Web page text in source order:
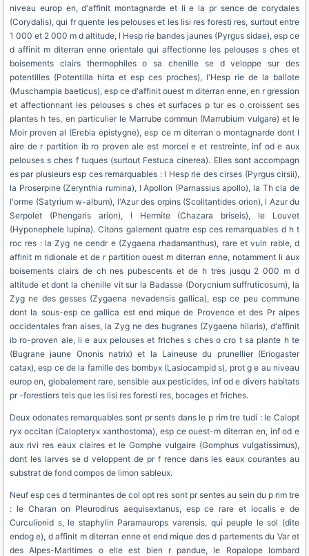
niveau europ en, d'affinit montagnarde et li e la pr sence de corydales
(Corydalis), qui fr quente les pelouses et les lisi res foresti res, surtout entre
1 000 et 2 000 m d altitude, l Hesp rie bandes jaunes (Pyrgus sidae), esp ce
d affinit m diterran enne orientale qui affectionne les pelouses s ches et
boisements clairs thermophiles o sa chenille se d veloppe sur des
potentilles (Potentilla hirta et esp ces proches), l'Hesp rie de la ballote
(Muschampia baeticus), esp ce d'affinit ouest m diterran enne, en r gression
et affectionnant les pelouses s ches et surfaces p tur es o croissent ses
plantes h tes, en particulier le Marrube commun (Marrubium vulgare) et le
Moir proven al (Erebia epistygne), esp ce m diterran o montagnarde dont l
aire de r partition ib ro proven ale est morcel e et restreinte, inf od e aux
pelouses s ches f tuques (surtout Festuca cinerea). Elles sont accompagn
es par plusieurs esp ces remarquables : l Hesp rie des cirses (Pyrgus cirsii),
la Proserpine (Zerynthia rumina), l Apollon (Parnassius apollo), la Th cla de
l'orme (Satyrium w-album), l'Azur des orpins (Scolitantides orion), l Azur du
Serpolet (Phengaris arion), l Hermite (Chazara briseis), le Louvet
(Hyponephele lupina). Citons galement quatre esp ces remarquables d h t
roc res : la Zyg ne cendr e (Zygaena rhadamanthus), rare et vuln rable, d
affinit m ridionale et de r partition ouest m diterran enne, notamment li aux
boisements clairs de ch nes pubescents et de h tres jusqu 2 000 m d
altitude et dont la chenille vit sur la Badasse (Dorycnium suffruticosum), la
Zyg ne des gesses (Zygaena nevadensis gallica), esp ce peu commune
dont la sous-esp ce gallica est end mique de Provence et des Pr alpes
occidentales fran aises, la Zyg ne des bugranes (Zygaena hilaris), d'affinit
ib ro-proven ale, li e aux pelouses et friches s ches o cro t sa plante h te
(Bugrane jaune Ononis natrix) et la Laineuse du prunellier (Eriogaster
catax), esp ce de la famille des bombyx (Lasiocampid s), prot g e au niveau
europ en, globalement rare, sensible aux pesticides, inf od e divers habitats
pr -forestiers tels que les lisi res foresti res, bocages et friches.
Deux odonates remarquables sont pr sents dans le p rim tre tudi : le Calopt
ryx occitan (Calopteryx xanthostoma), esp ce ouest-m diterran en, inf od e
aux rivi res eaux claires et le Gomphe vulgaire (Gomphus vulgatissimus),
dont les larves se d veloppent de pr f rence dans les eaux courantes au
substrat de fond compos de limon sableux.
Neuf esp ces d terminantes de col opt res sont pr sentes au sein du p rim tre
: le Charan on Pleurodirus aequisextanus, esp ce rare et localis e de
Curculionid s, le staphylin Paramaurops varensis, qui peuple le sol (dite
endog e), d affinit m diterran enne et end mique des d partements du Var et
des Alpes-Maritimes o elle est bien r pandue, le Ropalope lombard